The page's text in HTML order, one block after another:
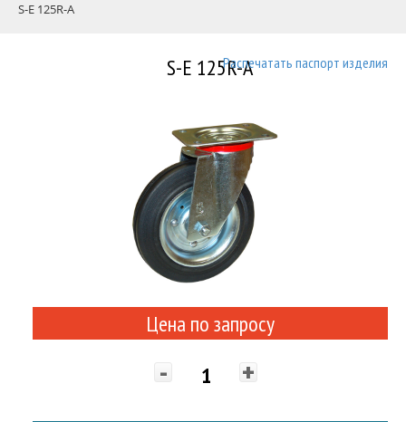
S-E 125R-A
S-E 125R-AРаспечатать паспорт изделия
Цена по запросу
- +